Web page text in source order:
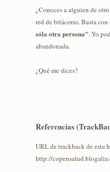
¿Conoces a alguien de
red de bitácoras. Basta
sóla otra persona". Yo
abandonada.
¿Qué me dices?
Referencias
URL de trackback de esta
http://